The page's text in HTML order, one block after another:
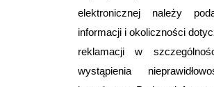
elektronicznej należy
informacji i okoliczności
reklamacji w
wystąpienia